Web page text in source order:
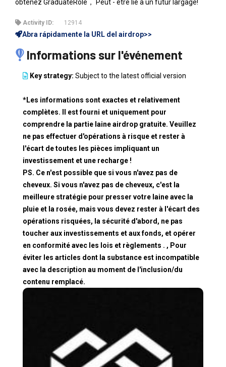
obtenez GraduateRole， Peut - être lié à un futur largage!
Activity ID: 12914
Abra rápidamente la URL del airdrop>>
Informations sur l'événement
Key strategy: Subject to the latest official version
*Les informations sont exactes et relativement
complètes. Il est fourni et uniquement pour
comprendre la partie laine airdrop gratuite. Veuillez
ne pas effectuer d'opérations à risque et rester à
l'écart de toutes les pièces impliquant un
investissement et une recharge !
PS. Ce n'est possible que si vous n'avez pas de
cheveux. Si vous n'avez pas de cheveux, c'est la
meilleure stratégie pour presser votre laine avec la
pluie et la rosée, mais vous devez rester à l'écart des
opérations risquées, la sécurité d'abord, ne pas
toucher aux investissements et aux fonds, et opérer
en conformité avec les lois et règlements . , Pour
éviter les articles dont la substance est incompatible
avec la description au moment de l'inclusion/du
contenu remplacé.